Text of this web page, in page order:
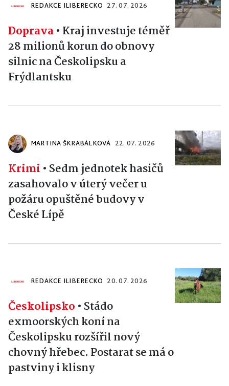
REDAKCE ILIBERECKO 27. 07. 2026
Doprava• Kraj investuje téměř
28 milionů korun do obnovy
silnic na Českolipsku a
Frýdlantsku
MARTINA ŠKRABÁLKOVÁ 22. 07. 2026
Krimi • Sedm jednotek hasičů
zasahovalo v úterý večer u
požáru opuštěné budovy v
České Lípě
REDAKCE ILIBERECKO 20. 07. 2026
Českolipsko • Stádo
exmoorských koní na
Českolipsku rozšířil nový
chovný hřebec. Postarat se má o
pastviny i klisny